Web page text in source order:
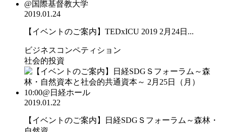
2019.01.24
【イベントのご案内】TEDxICU 2019 2月24日...
ビジネスコンペティション
社会的投資
2019.01.22
【イベントのご案内】日経SDGＳフォーラム～森林・